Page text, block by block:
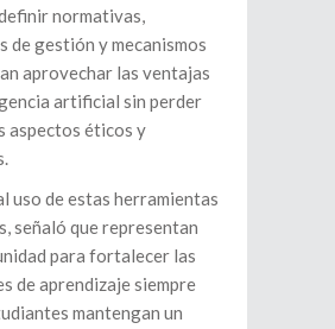
normativas,
de gestión y mecanismos
aprovechar las ventajas
artificial sin perder
aspectos éticos y
uso de estas herramientas
señaló que representan
para fortalecer las
de aprendizaje siempre
mantengan un